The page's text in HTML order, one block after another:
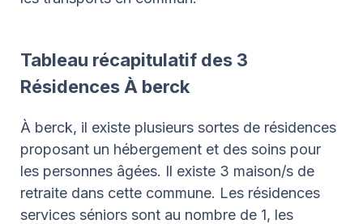
Tableau récapitulatif des 3
Résidences À berck
À berck, il existe plusieurs sortes de résidences
proposant un hébergement et des soins pour
les personnes âgées. Il existe 3 maison/s de
retraite dans cette commune. Les résidences
services séniors sont au nombre de 1, les